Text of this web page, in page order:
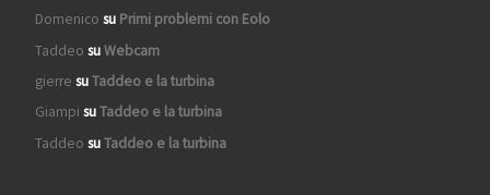
Domenico su Primi problemi con Eolo
Taddeo suWebcam
gierre suTaddeo e la turbina
Giampi suTaddeo e la turbina
Taddeo suTaddeo e la turbina